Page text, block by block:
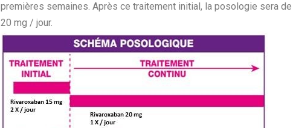
premières semaines. Après ce traitement initial, la posologie sera de
20 mg / jour.